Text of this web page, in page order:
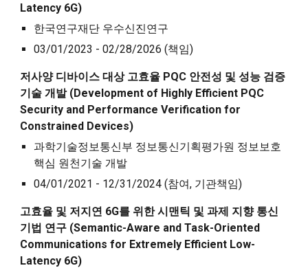
Latency 6G)
한국연구재단 우수신진연구
03/01/2023 - 02/28/2026 (책임)
저사양 디바이스 대상 고효율 PQC 안전성 및 성능 검증
기술 개발 (Development of Highly Efficient PQC
Security and PerformanceVerification for
Constrained Devices)
과학기술정보통신부 정보통신기획평가원 정보보호
핵심 원천기술 개발
04/01/2021 - 12/31/2024 (참여, 기관책임)
고효율 및 저지연 6G를 위한 시맨틱 및 과제 지향 통신
기법 연구 (Semantic-Aware andTask-Oriented
Communications for Extremely Efficient Low-
Latency 6G)